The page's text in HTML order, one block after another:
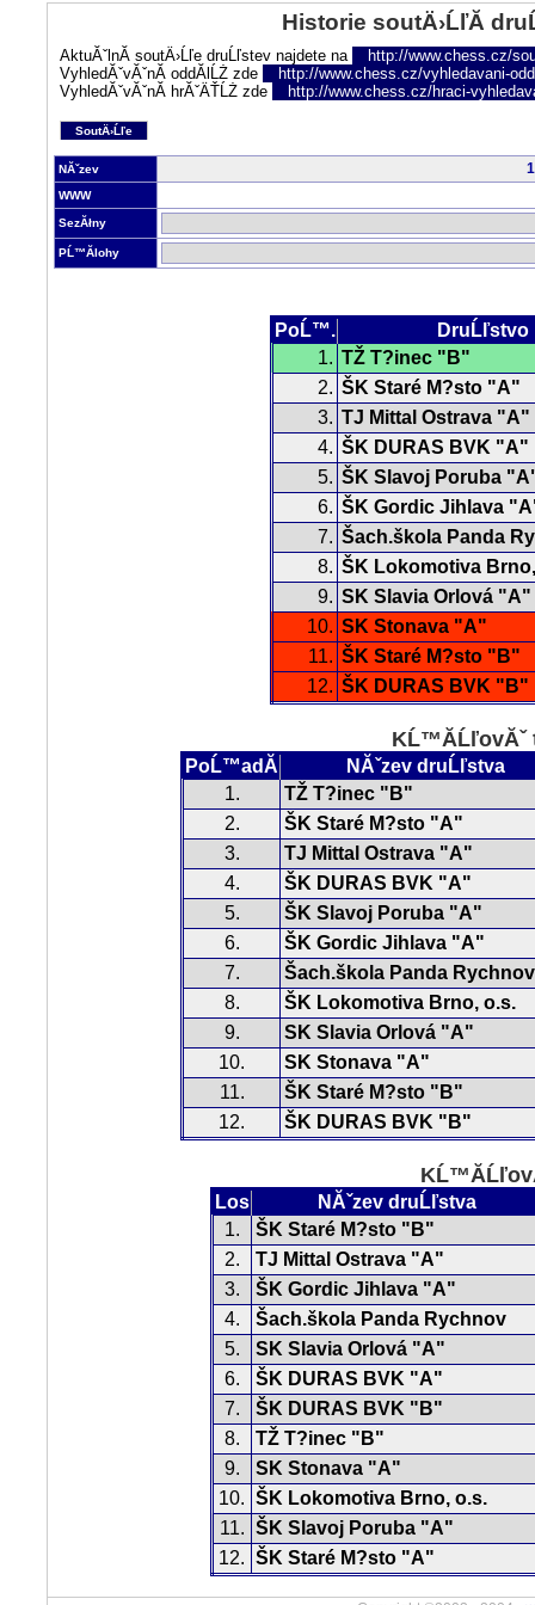
Historie soutÄ›ĹľĂ­
AktuĂˇlnĂ­ soutÄ›Ĺľe druĹľstev najdete na
http://www.chess.cz/
VyhledĂˇvĂˇnĂ­ oddĂ­lĹŻ zde
http://www.chess.cz/vyhledavani-
VyhledĂˇvĂˇnĂ­ hrĂˇÄŤĹŻ zde
http://www.chess.cz/hraci-
SoutÄ›Ĺľe
NĂˇzev
WWW
SezĂłny
PĹ™Ă­lohy
PoĹ™.
DruĹľstvo
1. TŽ T?inec "B"
2. ŠK Staré M?sto "A"
3. TJ Mittal Ostrava "A"
4. ŠK DURAS BVK "A"
5. ŠK Slavoj Poruba
6. ŠK Gordic Jihlava
7. Šach.škola Panda
8. ŠK Lokomotiva
9. SK Slavia Orlová "A"
10. SK Stonava "A"
11. ŠK Staré M?sto "B"
12. ŠK DURAS BVK "B"
KĹ™Ă­ĹľovĂˇ
PoĹ™adĂ­
NĂˇzev druĹľstva
1.
TŽ T?inec "B"
2.
ŠK Staré M?sto "A"
3.
TJ Mittal Ostrava "A"
4.
ŠK DURAS BVK "A"
5.
ŠK Slavoj Poruba "A"
6.
ŠK Gordic Jihlava "A"
7.
Šach.škola Panda Rychnov
8.
ŠK Lokomotiva Brno, o.s.
9.
SK Slavia Orlová "A"
10.
SK Stonava "A"
11.
ŠK Staré M?sto "B"
12.
ŠK DURAS BVK "B"
Los
NĂˇzev druĹľstva
1.
ŠK Staré M?sto "B"
2.
TJ Mittal Ostrava "A"
3.
ŠK Gordic Jihlava "A"
4.
Šach.škola Panda Rychnov
5.
SK Slavia Orlová "A"
6.
ŠK DURAS BVK "A"
7.
ŠK DURAS BVK "B"
8.
TŽ T?inec "B"
9.
SK Stonava "A"
10. ŠK Lokomotiva Brno, o.s.
11. ŠK Slavoj Poruba "A"
12. ŠK Staré M?sto "A"